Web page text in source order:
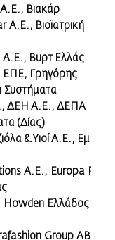
Α.Ε., Βιακάρ
Α.Ε., Βιοϊατρική
A. E., Βυρτ Ελλάς
Γρηγόρης
Συστήματα
ΔΕΗ Α.Ε., ΔΕΠΑ
(Δίας)
& Υιοί Α.Ε., Εμ
Α.Ε., Europa Profil
HowdenΕλλάδος
GroupΑΒΕΕ,